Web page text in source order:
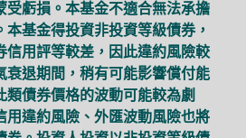
受虧損。本基金不適合無法承擔
基金得投資非投資等級債券，
信用評等較差，因此違約風險較
衰退期間，稍有可能影響償付能
類債券價格的波動可能較為劇
用違約風險、外匯波動風險也將